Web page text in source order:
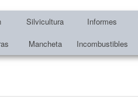
Silvicultura Informes
Mancheta Incombustibles